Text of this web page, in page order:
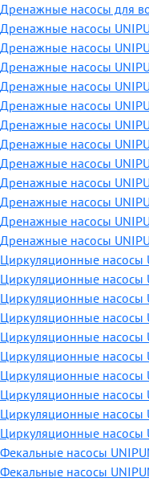
Дренажные насосы для
Дренажные насосы
Дренажные насосы
Дренажные насосы
Дренажные насосы
Дренажные насосы
Дренажные насосы
Дренажные насосы
Дренажные насосы
Дренажные насосы
Дренажные насосы
Дренажные насосы
Дренажные насосы
Циркуляционные насосы
Циркуляционные насосы
Циркуляционные насосы
Циркуляционные насосы
Циркуляционные насосы
Циркуляционные насосы
Циркуляционные насосы
Циркуляционные насосы
Циркуляционные насосы
Циркуляционные насосы
Фекальные насосы
Фекальные насосы